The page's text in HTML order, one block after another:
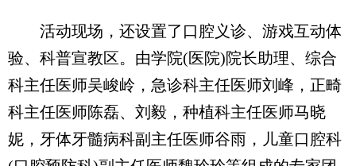
活动现场，还设置了口腔义诊、游戏互动体
验、科普宣教区。由学院(医院)院长助理、综合
科主任医师吴峻岭，急诊科主任医师刘峰，正畸
科主任医师陈磊、刘毅，种植科主任医师马晓
妮，牙体牙髓病科副主任医师谷雨，儿童口腔科